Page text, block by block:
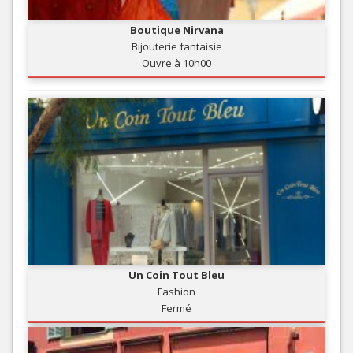
Boutique Nirvana
Bijouterie fantaisie
Ouvre à 10h00
Un Coin Tout Bleu
Fashion
Fermé